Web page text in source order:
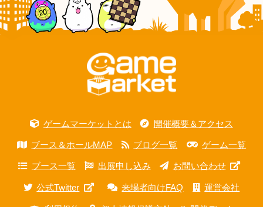
ゲームマーケットとは 開催概要＆アクセス
ブース＆ホールMAP ブログ一覧 ゲーム一覧
ブース一覧 出展申し込み お問い合わせ
公式Twitter 来場者向けFAQ 運営会社